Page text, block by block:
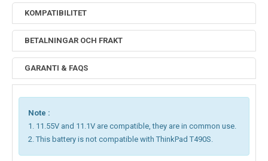
KOMPATIBILITET
BETALNINGAR OCH FRAKT
GARANTI & FAQS
Note :
1. 11.55V and 11.1V are compatible, they are in common use.
2. This battery is not compatible with ThinkPad T490S.